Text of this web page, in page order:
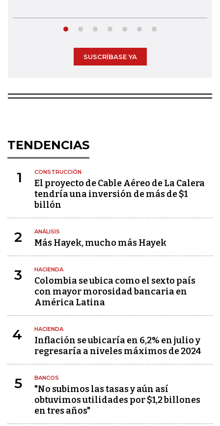
SUSCRÍBASE YA
TENDENCIAS
1 CONSTRUCCIÓN
El proyecto de Cable Aéreo de La Calera
tendría una inversión de más de $1
billón
2 ANÁLISIS
Más Hayek, mucho más Hayek
3 HACIENDA
Colombia se ubica como el sexto país
con mayor morosidad bancaria en
América Latina
4 HACIENDA
Inflación se ubicaría en 6,2% en julio y
regresaría a niveles máximos de 2024
5 BANCOS
"No subimos las tasas y aún así
obtuvimos utilidades por $1,2 billones
en tres años"